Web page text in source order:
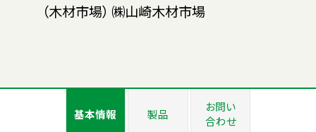
（木材市場） ㈱山崎木材市場
基本情報 製品
お問い
合わせ